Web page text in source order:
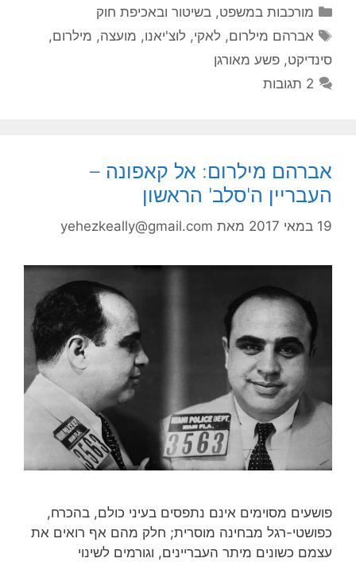
קטגוריות
מורכבות במשפט, בשיטור ובאכיפת חוק
תגיות
אברהם מילרום, לאקי, לוצ'יאנו, מועצה, מילרום,
סינדיקט, פשע מאורגן
2 תגובות
אברהם מילרום: אל קאפונה –
העבריין ה'סלב' הראשון
19 במאי 2017 מאת yehezkeally@gmail.com
פושעים מסוימים אינם נתפסים בעיני כולם, בהכרח,
כפושטי-רגל מבחינה מוסרית; חלק מהם אף רואים את
עצמם כשונים מיתר העבריינים, וגורמים לשינוי